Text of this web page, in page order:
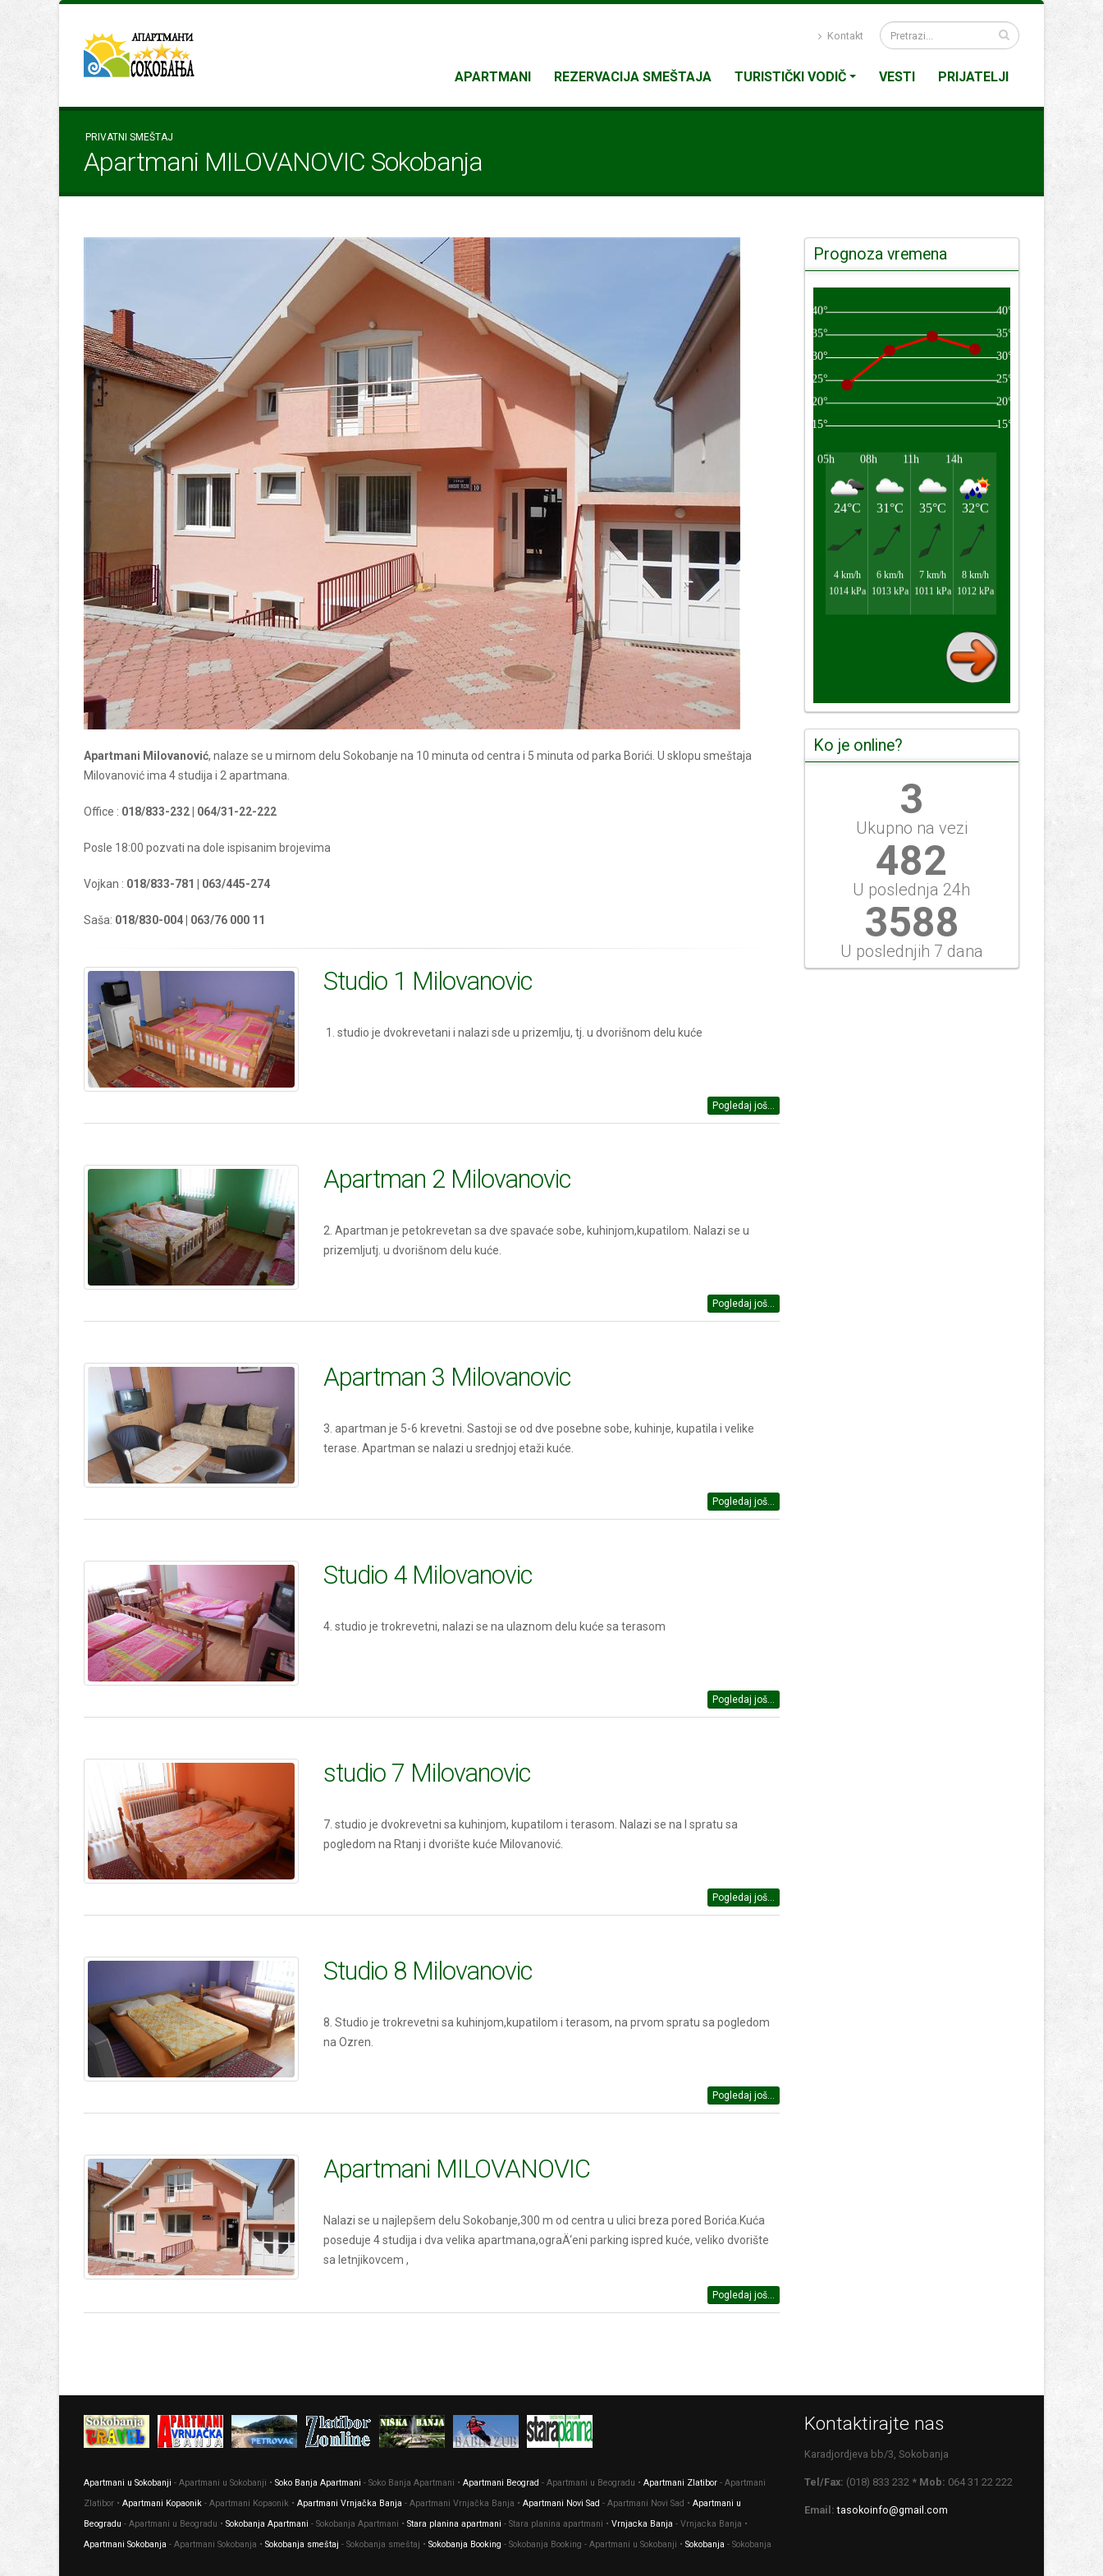
Kontakt
APARTMANI REZERVACIJA SMEŠTAJA TURISTIČKI VODIČ VESTI PRIJATELJI
PRIVATNI SMEŠTAJ
Apartmani MILOVANOVIC Sokobanja
Apartmani Milovanović, nalaze se u mirnom delu Sokobanje na 10 minuta od centra i 5 minuta od parka Borići. U sklopu smeštaja
Milovanović ima 4 studija i 2 apartmana.
Office : 018/833-232 | 064/31-22-222
Posle 18:00 pozvati na dole ispisanim brojevima
Vojkan : 018/833-781 | 063/445-274
Saša: 018/830-004 | 063/76 000 11
Studio 1 Milovanovic
1. studio je dvokrevetani i nalazi sde u prizemlju, tj. u dvorišnom delu kuće
Pogledaj još...
Apartman 2 Milovanovic
2. Apartman je petokrevetan sa dve spavaće sobe, kuhinjom,kupatilom. Nalazi se u
prizemljutj. u dvorišnom delu kuće.
Pogledaj još...
Apartman 3 Milovanovic
3. apartman je 5-6 krevetni. Sastoji se od dve posebne sobe, kuhinje, kupatila i velike
terase. Apartman se nalazi u srednjoj etaži kuće.
Pogledaj još...
Studio 4 Milovanovic
4. studio je trokrevetni, nalazi se na ulaznom delu kuće sa terasom
Pogledaj još...
studio 7 Milovanovic
7. studio je dvokrevetni sa kuhinjom, kupatilom i terasom. Nalazi se na I spratu sa
pogledom na Rtanj i dvorište kuće Milovanović.
Pogledaj još...
Studio 8 Milovanovic
8. Studio je trokrevetni sa kuhinjom,kupatilom i terasom, na prvom spratu sa pogledom
na Ozren.
Pogledaj još...
Apartmani MILOVANOVIC
Nalazi se u najlepšem delu Sokobanje,300 m od centra u ulici breza pored Borića.Kuća
poseduje 4 studija i dva velika apartmana,ograÄ‘eni parking ispred kuće, veliko dvorište
sa letnjikovcem ,
Pogledaj još...
Prognoza vremena
Ko je online?
3
Ukupno na vezi
482
U poslednja 24h
3844
U poslednjih 7 dana
Apartmani u Sokobanji - Apartmani u Sokobanji • Soko Banja Apartmani - Soko Banja Apartmani • Apartmani Beograd - Apartmani u Beogradu • Apartmani Zlatibor - Apartmani
Zlatibor • Apartmani Kopaonik - Apartmani Kopaonik • Apartmani Vrnjačka Banja - Apartmani Vrnjačka Banja • Apartmani Novi Sad - Apartmani Novi Sad • Apartmani u
Beogradu - Apartmani u Beogradu • Sokobanja Apartmani - Sokobanja Apartmani • Stara planina apartmani - Stara planina apartmani • Vrnjacka Banja - Vrnjacka Banja •
Apartmani Sokobanja - Apartmani Sokobanja • Sokobanja smeštaj - Sokobanja smeštaj • Sokobanja Booking - Sokobanja Booking - Apartmani u Sokobanji • Sokobanja - Sokobanja
Kontaktirajte nas
Karadjordjeva bb/3, Sokobanja
Tel/Fax: (018) 833 232 * Mob: 064 31 22 222
Email: tasokoinfo@gmail.com